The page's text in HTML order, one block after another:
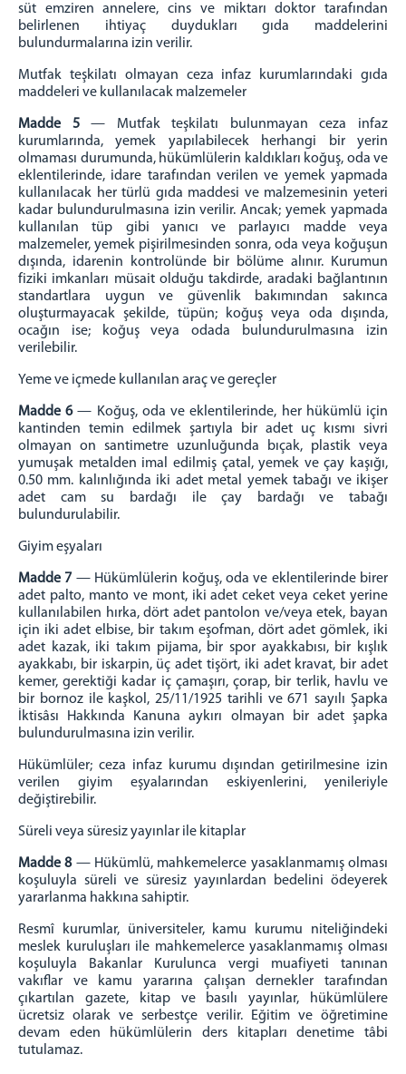
süt emziren annelere, cins ve miktarı doktor tarafından
belirlenen ihtiyaç duydukları gıda maddelerini
bulundurmalarına izin verilir.
Mutfak teşkilatı olmayan ceza infaz kurumlarındaki gıda
maddeleri ve kullanılacak malzemeler
Madde 5— Mutfak teşkilatı bulunmayan ceza infaz
kurumlarında, yemek yapılabilecek herhangi bir yerin
olmaması durumunda, hükümlülerin kaldıkları koğuş, oda ve
eklentilerinde, idare tarafından verilen ve yemek yapmada
kullanılacak her türlü gıda maddesi ve malzemesinin yeteri
kadar bulundurulmasına izin verilir. Ancak; yemek yapmada
kullanılan tüp gibi yanıcı ve parlayıcı madde veya
malzemeler, yemek pişirilmesinden sonra, oda veya koğuşun
dışında, idarenin kontrolünde bir bölüme alınır. Kurumun
fiziki imkanları müsait olduğu takdirde, aradaki bağlantının
standartlara uygun ve güvenlik bakımından sakınca
oluşturmayacak şekilde, tüpün; koğuş veya oda dışında,
ocağın ise; koğuş veya odada bulundurulmasına izin
verilebilir.
Yeme ve içmede kullanılan araç ve gereçler
Madde 6— Koğuş, oda ve eklentilerinde, her hükümlü için
kantinden temin edilmek şartıyla bir adet uç kısmı sivri
olmayan on santimetre uzunluğunda bıçak, plastik veya
yumuşak metalden imal edilmiş çatal, yemek ve çay kaşığı,
0.50 mm. kalınlığında iki adet metal yemek tabağı ve ikişer
adet cam su bardağı ile çay bardağı ve tabağı
bulundurulabilir.
Giyim eşyaları
Madde 7 — Hükümlülerin koğuş, oda ve eklentilerinde birer
adet palto, manto ve mont, iki adet ceket veya ceket yerine
kullanılabilen hırka, dört adet pantolon ve/veya etek, bayan
için iki adet elbise, bir takım eşofman, dört adet gömlek, iki
adet kazak, iki takım pijama, bir spor ayakkabısı, bir kışlık
ayakkabı, bir iskarpin, üç adet tişört, iki adet kravat, bir adet
kemer, gerektiği kadar iç çamaşırı, çorap, bir terlik, havlu ve
bir bornoz ile kaşkol, 25/11/1925 tarihli ve 671 sayılı Şapka
İktisâsı Hakkında Kanuna aykırı olmayan bir adet şapka
bulundurulmasına izin verilir.
Hükümlüler; ceza infaz kurumu dışından getirilmesine izin
verilen giyim eşyalarından eskiyenlerini, yenileriyle
değiştirebilir.
Süreli veya süresiz yayınlar ile kitaplar
Madde 8— Hükümlü, mahkemelerce yasaklanmamış olması
koşuluyla süreli ve süresiz yayınlardan bedelini ödeyerek
yararlanma hakkına sahiptir.
Resmî kurumlar, üniversiteler, kamu kurumu niteliğindeki
meslek kuruluşları ile mahkemelerce yasaklanmamış olması
koşuluyla Bakanlar Kurulunca vergi muafiyeti tanınan
vakıflar ve kamu yararına çalışan dernekler tarafından
çıkartılan gazete, kitap ve basılı yayınlar, hükümlülere
ücretsiz olarak ve serbestçe verilir. Eğitim ve öğretimine
devam eden hükümlülerin ders kitapları denetime tâbi
tutulamaz.